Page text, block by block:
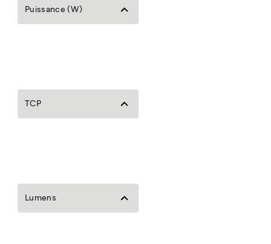
Puissance (W)
TCP
Lumens